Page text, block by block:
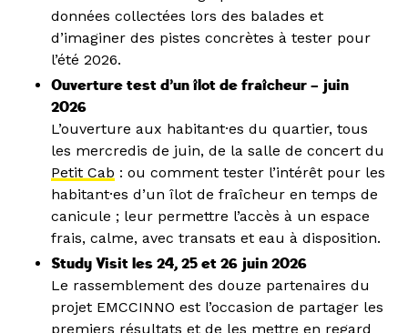
données collectées lors des balades et
d’imaginer des pistes concrètes à tester pour
l’été 2026.
Ouverture test d’un îlot de fraîcheur – juin
2026
L’ouverture aux habitant·es du quartier, tous
les mercredis de juin, de la salle de concert du
Petit Cab : ou comment tester l’intérêt pour les
habitant·es d’un îlot de fraîcheur en temps de
canicule ; leur permettre l’accès à un espace
frais, calme, avec transats et eau à disposition.
Study Visit les 24, 25 et 26 juin 2026
Le rassemblement des douze partenaires du
projet EMCCINNO est l’occasion de partager les
premiers résultats et de les mettre en regard